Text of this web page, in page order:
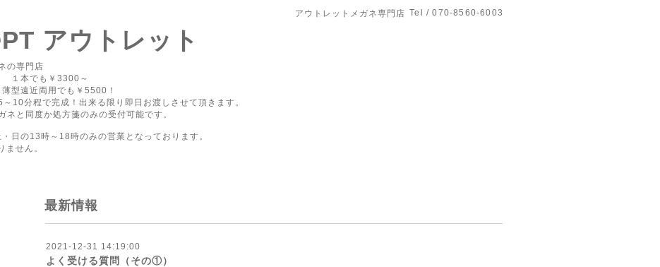
アウトレットメガネ専門店 Tel / 070-8560-6003
アウトレット
の専門店
１本でも￥3300～
型遠近両用でも￥5500！
10分程で完成！出来る限り即日お渡しさせて頂きます。
ネと同度か処方箋のみの受付可能です。
日の13時～18時のみの営業となっております。
ません。
最新情報
2021-12-31 14:19:00
よく受ける質問（その①）